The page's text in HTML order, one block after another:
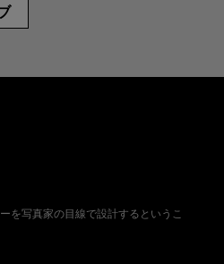
を写真家の目線で設計するというこ